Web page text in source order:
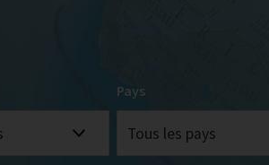
Pays